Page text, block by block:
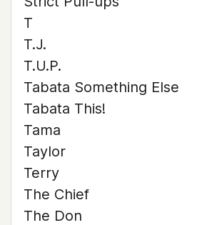
T
T.J.
T.U.P.
Tabata Something Else
Tabata This!
Tama
Taylor
Terry
The Chief
The Don